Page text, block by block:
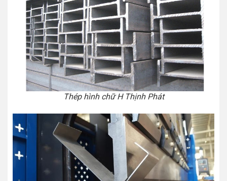
Thép hình chữ H Thịnh Phát